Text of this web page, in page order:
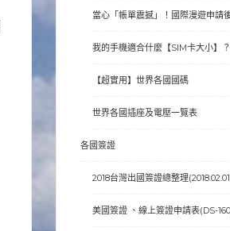
當心「帳單震撼」！國際漫遊申請
我的手機適合什麼【SIM卡大小】？
【超實用】世界各國國碼
世界各國插座及電壓一覽表
各國簽證
2018台灣出國簽證總整理
美國簽證 、線上簽證申請表(DS-